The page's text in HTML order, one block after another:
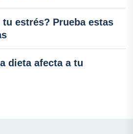
estrés? Prueba estas
dieta afecta a tu